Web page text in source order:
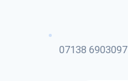
07138 6903097